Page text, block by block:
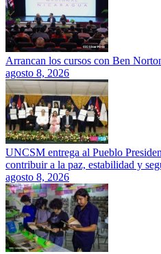
Arrancan los cursos con Ben
agosto 8, 2026
UNCSM entrega al Pueblo
contribuir a la paz, estabilidad y
agosto 8, 2026